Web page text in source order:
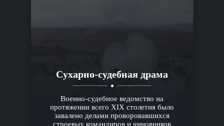
Сухарно-судебная драма
Военно-судебное ведомство на
протяжении всего XIX столетия было
завалено делами проворовавшихся
строевых командиров и чиновников